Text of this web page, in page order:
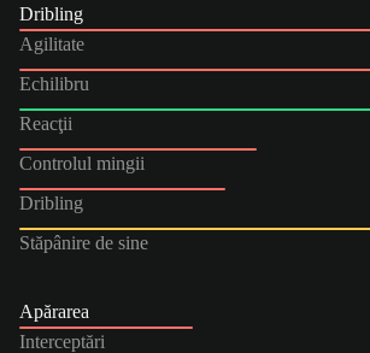
Dribling
Agilitate
Echilibru
Reacţii
Controlul mingii
Dribling
Stăpânire de sine
Apărarea
Interceptări